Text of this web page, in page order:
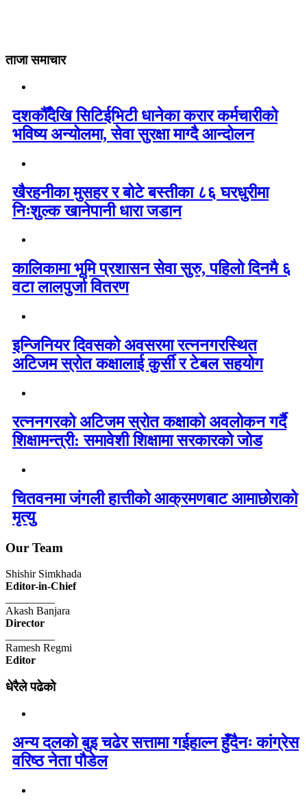
ताजा समाचार
दशकौँदेखि सिटिईभिटी धानेका करार कर्मचारीको
भविष्य अन्योलमा, सेवा सुरक्षा माग्दै आन्दोलन
खैरहनीका मुसहर र बोटे बस्तीका ८६ घरधुरीमा
निःशुल्क खानेपानी धारा जडान
कालिकामा भूमि प्रशासन सेवा सुरु, पहिलो दिनमै ६
वटा लालपुर्जा वितरण
इन्जिनियर दिवसको अवसरमा रत्ननगरस्थित
अटिजम स्रोत कक्षालाई कुर्सी र टेबल सहयोग
रत्ननगरको अटिजम स्रोत कक्षाको अवलोकन गर्दै
शिक्षामन्त्री: समावेशी शिक्षामा सरकारको जोड
चितवनमा जंगली हात्तीको आक्रमणबाट आमाछोराको
मृत्यु
Our Team
Shishir Simkhada
Editor-in-Chief
Akash Banjara
Director
Ramesh Regmi
Editor
धेरैले पढेको
अन्य दलको बुइ चढेर सत्तामा गईहाल्न हुँदैनः कांग्रेस
वरिष्ठ नेता पौडेल